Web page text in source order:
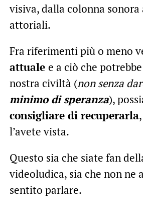
visiva, dalla colonna sonora
attoriali.
Fra riferimenti più o meno
attuale e a ciò che
nostra civiltà (non senza
minimo di speranza),
consigliare di recuperarla
l’avete vista.
Questo sia che siate fan
videoludica, sia che non ne
sentito parlare.